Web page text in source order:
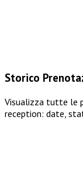
Storico
Visualizza tutte le
reception: date,